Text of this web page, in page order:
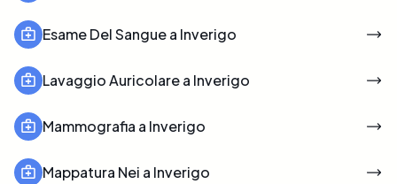
Esame Del Sangue a Inverigo
Lavaggio Auricolare a Inverigo
Mammografia a Inverigo
Mappatura Nei a Inverigo